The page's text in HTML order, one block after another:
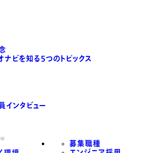
ナビを知る5つのトピックス
インタビュー
募集職種